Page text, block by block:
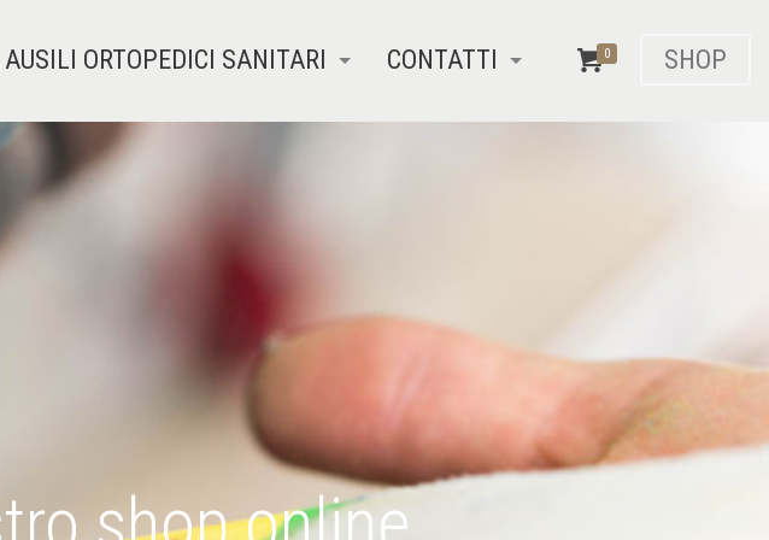
AUSILI ORTOPEDICI SANITARI CONTATTI 0 SHOP